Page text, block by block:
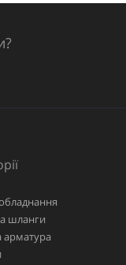
шланги
арматура